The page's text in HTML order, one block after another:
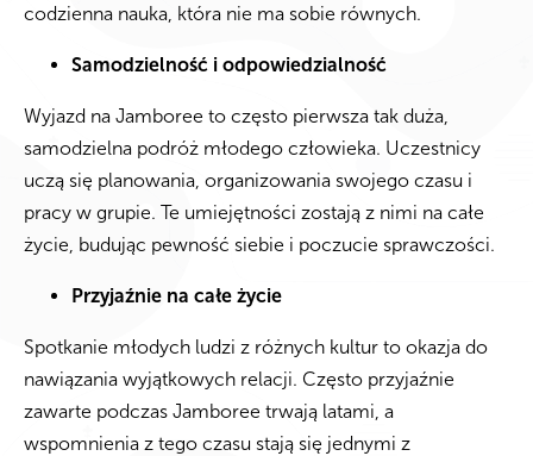
codzienna nauka, która nie ma sobie równych.
Samodzielność i odpowiedzialność
Wyjazd na Jamboree to często pierwsza tak duża,
samodzielna podróż młodego człowieka. Uczestnicy
uczą się planowania, organizowania swojego czasu i
pracy w grupie. Te umiejętności zostają z nimi na całe
życie, budując pewność siebie i poczucie sprawczości.
Przyjaźnie na całe życie
Spotkanie młodych ludzi z różnych kultur to okazja do
nawiązania wyjątkowych relacji. Często przyjaźnie
zawarte podczas Jamboree trwają latami, a
wspomnienia z tego czasu stają się jednymi z